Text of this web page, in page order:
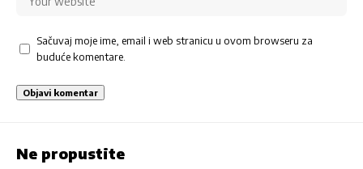
Sačuvaj moje ime, email i web stranicu u ovom browseru za
buduće komentare.
Ne propustite